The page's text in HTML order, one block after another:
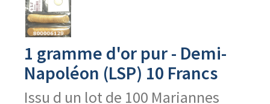
produit
1 gramme d'or pur - Demi-
Napoléon (LSP) 10 Francs
Issu d un lot de 100 Mariannes